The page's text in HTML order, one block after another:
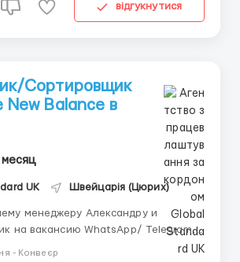
відгукнутися
Сортировщик
New Balance в
UK Швейцарія (Цюрих)
менеджеру Александру и
на вакансию WhatsApp/ Telegram /
9780 📱 Telegram: +44 73 4722 9780
- Конвеєр